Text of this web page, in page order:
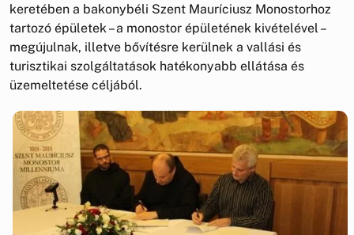
keretében a bakonybéli Szent Mauríciusz Monostorhoz
tartozó épületek – a monostor épületének kivételével –
megújulnak, illetve bővítésre kerülnek a vallási és
turisztikai szolgáltatások hatékonyabb ellátása és
üzemeltetése céljából.